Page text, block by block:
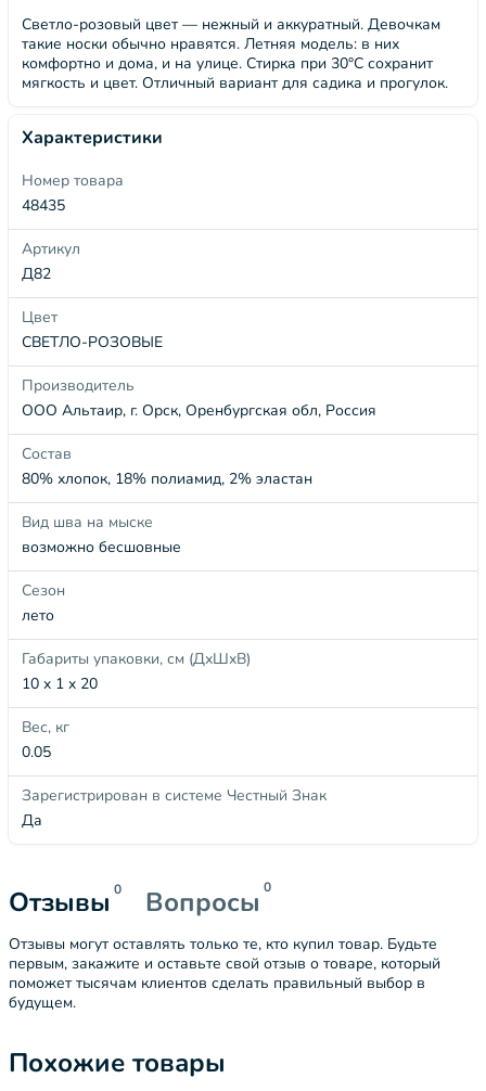
Светло-розовый цвет — нежный и аккуратный. Девочкам
такие носки обычно нравятся. Летняя модель: в них
комфортно и дома, и на улице. Стирка при 30°C сохранит
мягкость и цвет. Отличный вариант для садика и прогулок.
Характеристики
Номер товара
48435
Артикул
Д82
Цвет
СВЕТЛО-РОЗОВЫЕ
Производитель
ООО Альтаир, г. Орск, Оренбургская обл, Россия
Состав
80% хлопок, 18% полиамид, 2% эластан
Вид шва на мыске
возможно бесшовные
Сезон
лето
Габариты упаковки, см (ДхШхВ)
10 x 1 x 20
Вес, кг
0.05
Зарегистрирован в системе Честный Знак
Да
Отзывы 0 Вопросы 0
Отзывы могут оставлять только те, кто купил товар. Будьте
первым, закажите и оставьте свой отзыв о товаре, который
поможет тысячам клиентов сделать правильный выбор в
будущем.
Похожие товары